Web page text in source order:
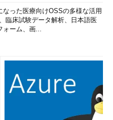
なった医療向けOSSの多様な活用
臨床試験データ解析、日本語医
ォーム、画...